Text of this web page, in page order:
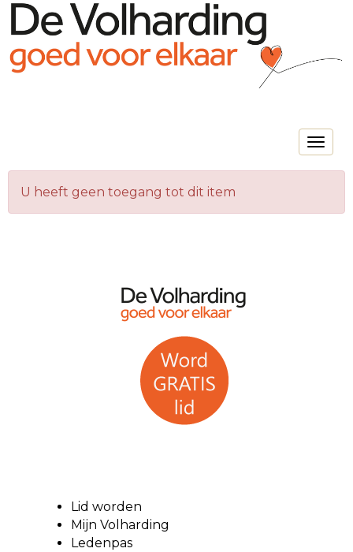
Toggle
U heeft geen toegang tot dit item
Lid worden
Mijn Volharding
Ledenpas